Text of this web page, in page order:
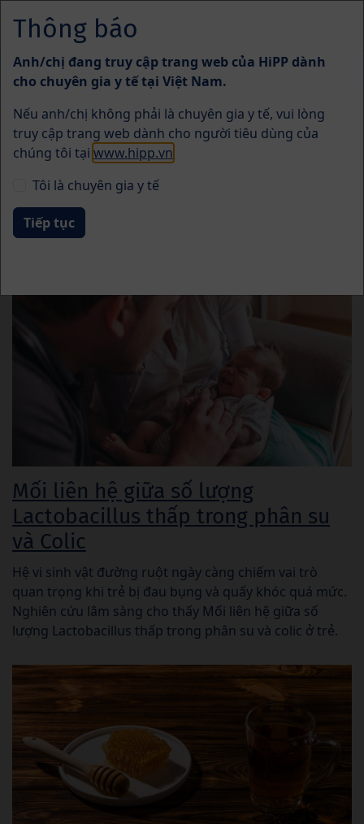
Menü
Vấn đề thường gặp
Đau bụng
Mối liên hệ giữa số lượng
Lactobacillus thấp trong phân su
và Colic
Hệ vi sinh vật đường ruột ngày càng chiếm vai trò
quan trọng khi trẻ bị đau bụng và quấy khóc quá mức.
Nghiên cứu lâm sàng cho thấy Mối liên hệ giữa số
lượng Lactobacillus thấp trong phân su và colic ở trẻ.
Thông báo
Anh/chị đang truy cập trang web của HiPP dành
cho chuyên gia y tế tại Việt Nam.
Nếu anh/chị không phải là chuyên gia y tế, vui lòng
truy cập trang web dành cho người tiêu dùng của
chúng tôi tại www.hipp.vn
Tôi là chuyên gia y tế